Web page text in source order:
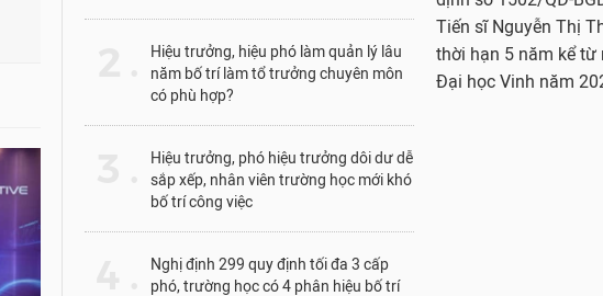
Hiệu trưởng, hiệu phó làm quản lý lâu
năm bố trí làm tổ trưởng chuyên môn
có phù hợp?
Hiệu trưởng, phó hiệu trưởng dôi dư dễ
sắp xếp, nhân viên trường học mới khó
bố trí công việc
Nghị định 299 quy định tối đa 3 cấp
phó, trường học có 4 phân hiệu bố trí